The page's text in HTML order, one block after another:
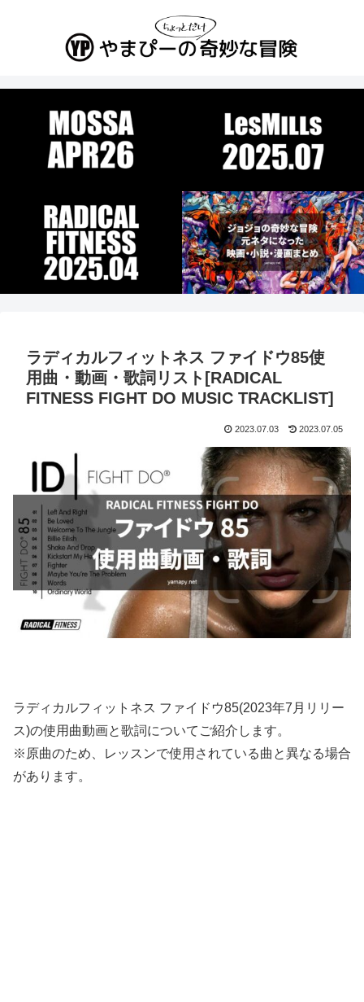
ラディカルフィットネス ファイドウ85使
用曲・動画・歌詞リスト[RADICAL
FITNESS FIGHT DO MUSIC TRACKLIST]
2023.07.03 2023.07.05
ラディカルフィットネス ファイドウ85(2023年7月リリー
ス)の使用曲動画と歌詞についてご紹介します。
※原曲のため、レッスンで使用されている曲と異なる場合
があります。